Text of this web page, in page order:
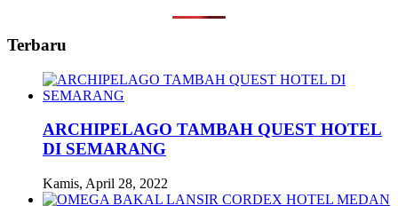
Terbaru
ARCHIPELAGO TAMBAH QUEST HOTEL
DI SEMARANG
Kamis, April 28, 2022